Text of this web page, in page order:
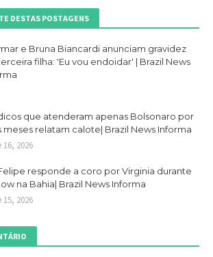
DESTAS POSTAGENS
e Bruna Biancardi anunciam gravidez
filha: 'Eu vou endoidar' | Brazil News
que atenderam apenas Bolsonaro por
meses relatam calote| Brazil News Informa
16, 2026
responde a coro por Virginia durante
na Bahia| Brazil News Informa
15, 2026